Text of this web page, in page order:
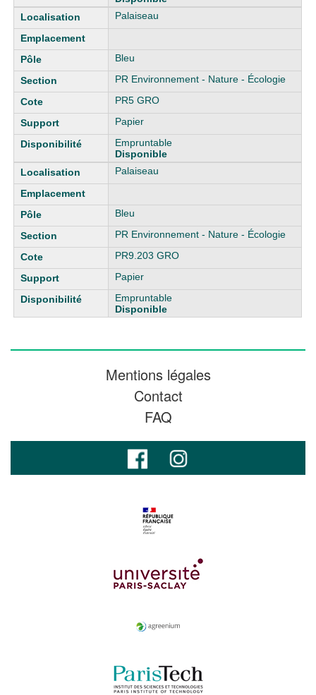
Palaiseau
Bleu
PR Environnement - Nature - Écologie
PR5 GRO
Papier
Empruntable
Disponible
Palaiseau
Bleu
PR Environnement - Nature - Écologie
PR9.203 GRO
Papier
Empruntable
Disponible
Mentions légales
Contact
FAQ